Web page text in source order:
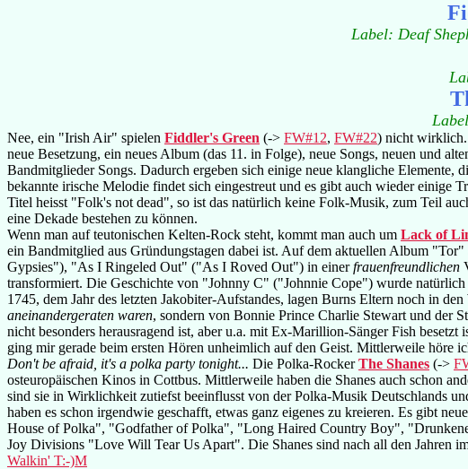
Label: Deaf
Nee, ein "Irish Air" spielen Fiddler's Green (-> FW#12, FW#22) nicht wirklich.
neue Besetzung, ein neues Album (das 11. in Folge), neue Songs, neuen und
Bandmitglieder Songs. Dadurch ergeben sich einige neue klangliche
bekannte irische Melodie findet sich eingestreut und es gibt auch wieder
Titel heisst "Folk's not dead", so ist das natürlich keine Folk-Musik, zum Teil
eine Dekade bestehen zu können.
Wenn man auf teutonischen Kelten-Rock steht, kommt man auch um Lack of
ein Bandmitglied aus Gründungstagen dabei ist. Auf dem aktuellen Album
Gypsies"), "As I Ringeled Out" ("As I Roved Out") in einerfrauenfreundlichen
transformiert. Die Geschichte von "Johnny C" ("Johnnie Cope") wurde
1745, dem Jahr des letzten Jakobiter-Aufstandes, lagen Burns Eltern noch in
aneinandergeraten waren, sondern von Bonnie Prince Charlie Stewart und der
nicht besonders herausragend ist, aber u.a. mit Ex-Marillion-Sänger Fish
ging mir gerade beim ersten Hören unheimlich auf den Geist. Mittlerweile höre
Don't be afraid, it's a polka party tonight... Die Polka-RockerThe Shanes (->
osteuropäischen Kinos in Cottbus. Mittlerweile haben die Shanes auch schon
sind sie in Wirklichkeit zutiefst beeinflusst von der Polka-Musik Deutschlands
haben es schon irgendwie geschafft, etwas ganz eigenes zu kreieren. Es gibt
House of Polka", "Godfather of Polka", "Long Haired Country Boy",
Joy Divisions "Love Will Tear Us Apart". Die Shanes sind nach all den Jahren
Walkin' T:-)M